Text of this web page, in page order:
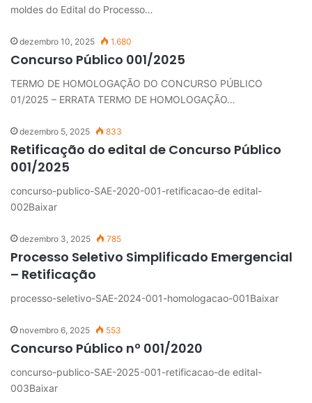
moldes do Edital do Processo…
dezembro 10, 2025 1.680
Concurso Público 001/2025
TERMO DE HOMOLOGAÇÃO DO CONCURSO PÚBLICO
01/2025 – ERRATA TERMO DE HOMOLOGAÇÃO…
dezembro 5, 2025 833
Retificação do edital de Concurso Público
001/2025
concurso-publico-SAE-2020-001-retificacao-de edital-
002Baixar
dezembro 3, 2025 785
Processo Seletivo Simplificado Emergencial
– Retificação
processo-seletivo-SAE-2024-001-homologacao-001Baixar
novembro 6, 2025 553
Concurso Público nº 001/2020
concurso-publico-SAE-2025-001-retificacao-de edital-
003Baixar